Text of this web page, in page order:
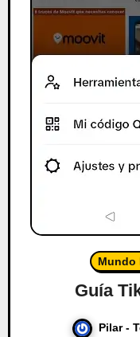
Mundo
Guía
Pilar -